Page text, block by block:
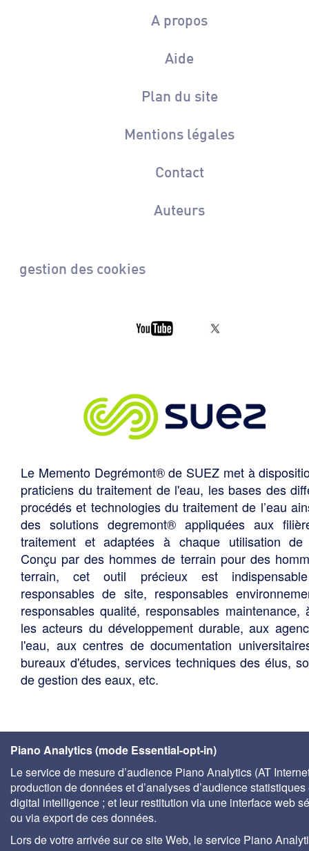
A propos
Aide
Plan du site
Mentions légales
Contact
Auteurs
gestion des cookies
Le Memento Degrémont® de SUEZ met à
praticiens du traitement de l'eau, les bases des
procédés et technologies du traitement de l’eau
des solutions degremont® appliquées aux
traitement et adaptées à chaque utilisation de
Conçu par des hommes de terrain pour des
terrain, cet outil précieux est
responsables de site, responsables
responsables qualité, responsables maintenance,
les acteurs du développement durable, aux
l'eau, aux centres de documentation
bureaux d'études, services techniques des élus,
de gestion des eaux, etc.
Piano Analytics (mode Essential-opt-in)
Le service de mesure d’audience Piano Analytics (AT
production de données et d’analyses d’audience statistiques
digital intelligence ; et leur restitution via une interface web
ou via export de ces données.
Lors de votre arrivée sur ce site Web, le service Piano